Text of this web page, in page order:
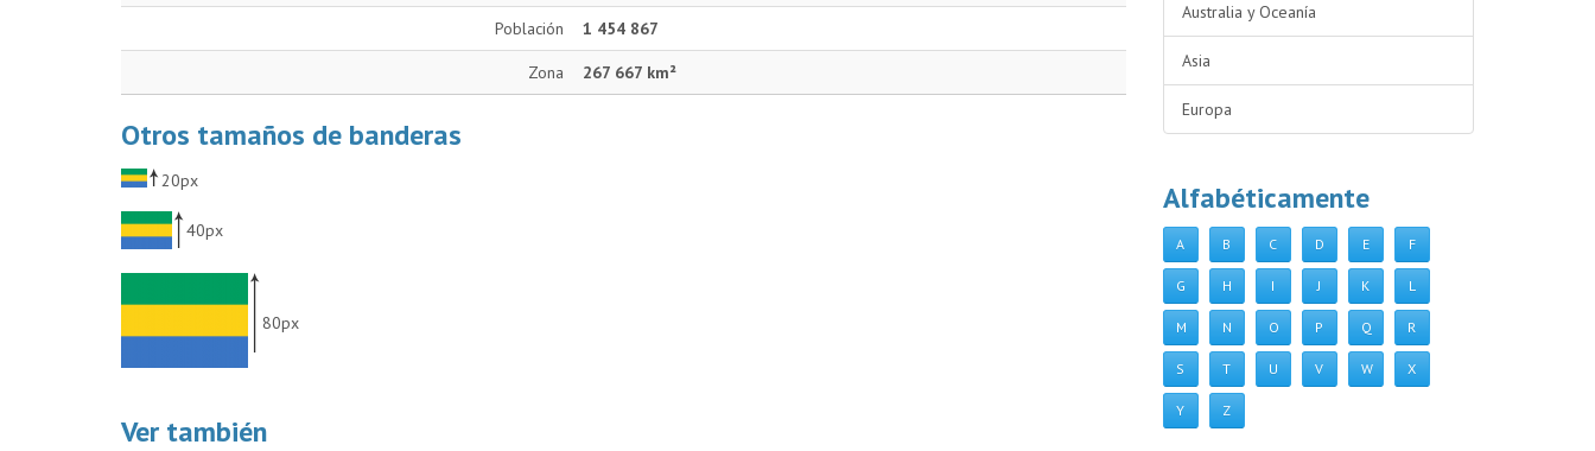
Población 1 454 867
Zona 267 667 km²
Otros tamaños de banderas
20px
40px
80px
Ver también
Australia y Oceanía
Asia
Europa
Alfabéticamente
A B C D E F
G H I J K L
M N O P Q R
S T U V W X
Y Z